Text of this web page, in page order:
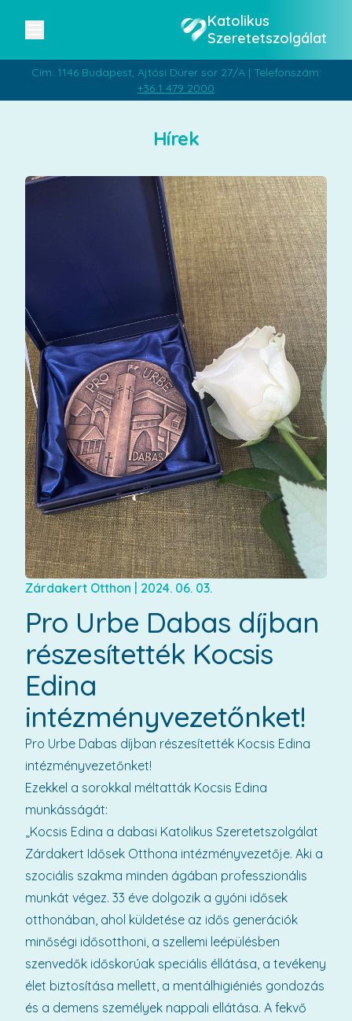
Katolikus
Szeretetszolgálat
Cím: 1146 Budapest, Ajtósi Dürer sor 27/A | Telefonszám:
+36 1 479 2000
Hírek
Zárdakert Otthon 2024. 06. 03.
Pro Urbe Dabas díjban
részesítették Kocsis
Edina
intézményvezetőnket!
Pro Urbe Dabas díjban részesítették Kocsis Edina
intézményvezetőnket!
Ezekkel a sorokkal méltatták Kocsis Edina
munkásságát:
„Kocsis Edina a dabasi Katolikus Szeretetszolgálat
Zárdakert Idősek Otthona intézményvezetője. Aki a
szociális szakma minden ágában professzionális
munkát végez. 33 éve dolgozik a gyóni idősek
otthonában, ahol küldetése az idős generációk
minőségi idősotthoni, a szellemi leépülésben
szenvedők időskorúak speciális éllátása, a tevékeny
élet biztosítása mellett, a mentálhigiéniés gondozás
és a demens személyek nappali ellátása. A fekvő